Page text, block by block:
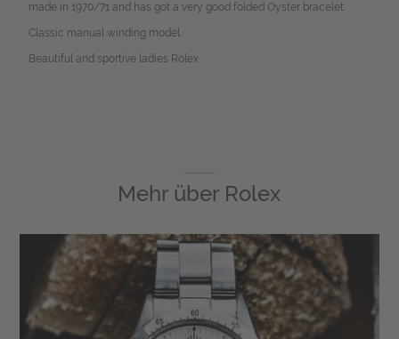
made in 1970/71 and has got a very good folded Oyster bracelet.
Classic manual winding model.
Beautiful and sportive ladies Rolex.
Mehr über Rolex